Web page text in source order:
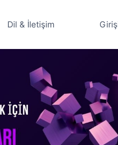
Dil & İletişim